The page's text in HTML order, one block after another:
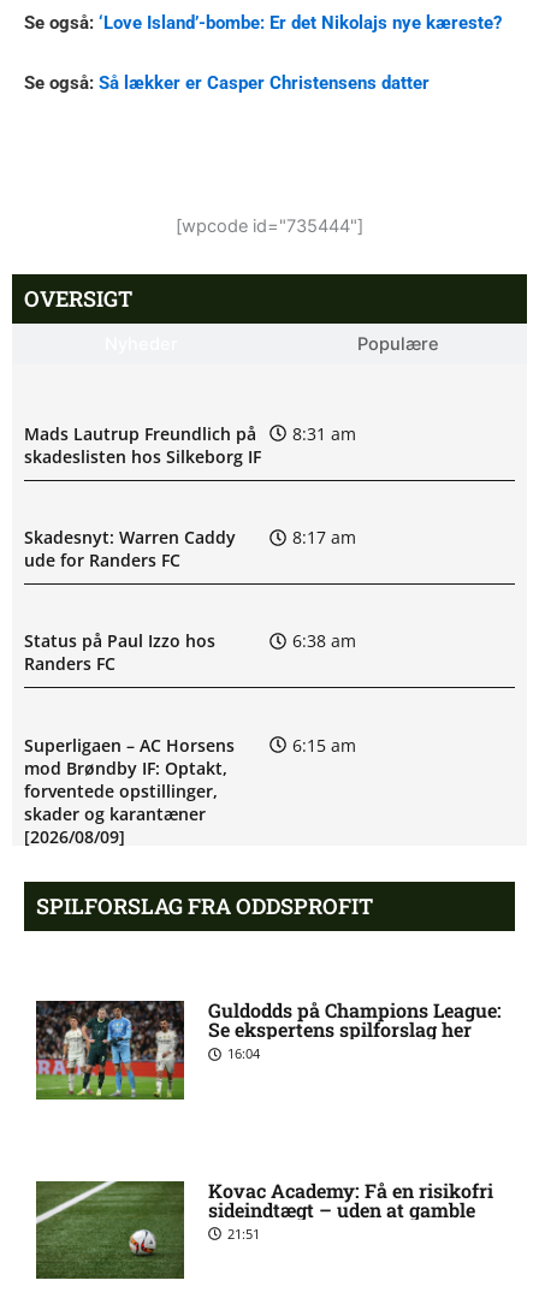
Se også: ‘Love Island’-bombe: Er det Nikolajs nye kæreste?
Se også: Så lækker er Casper Christensens datter
[wpcode id="735444"]
OVERSIGT
Populære
Mads Lautrup Freundlich på
skadeslisten hos Silkeborg IF
8:31 am
Skadesnyt: Warren Caddy
ude for Randers FC
8:17 am
Status på Paul Izzo hos
Randers FC
6:38 am
Superligaen – AC Horsens
mod Brøndby IF: Optakt,
forventede opstillinger,
skader og karantæner
[2026/08/09]
6:15 am
Superligaen – Randers FC
karantæner [2026/08/09]
6:08 am
Pontus Anders Rödin misser
1. Division – Hvidovre IF mod
Esbjerg fB: Optakt
[2026/08/09]
5:31 am
SPILFORSLAG FRA ODDSPROFIT
Guldodds på Champions League:
Se ekspertens spilforslag her
16:04
Kovac Academy: Få en risikofri
sideindtægt – uden at gamble
21:51